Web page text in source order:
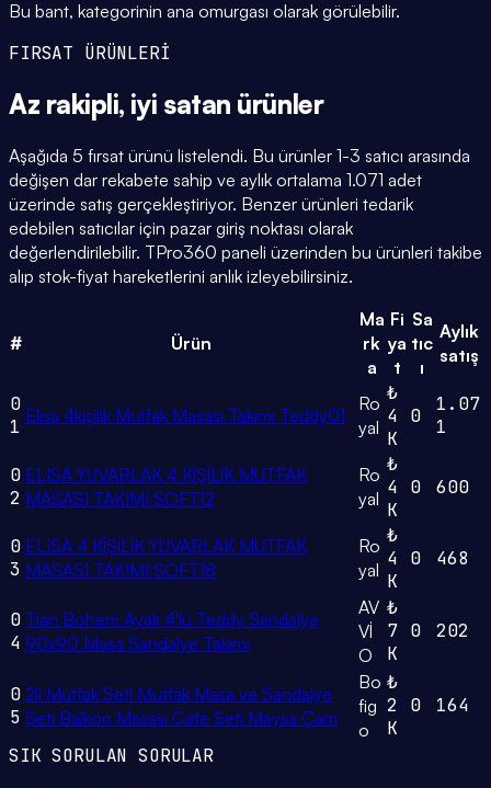
Bu bant, kategorinin ana omurgası olarak görülebilir.
FIRSAT ÜRÜNLERİ
Az rakipli, iyi satan ürünler
Aşağıda 5 fırsat ürünü listelendi. Bu ürünler 1-3 satıcı arasında
değişen dar rekabete sahip ve aylık ortalama 1.071 adet
üzerinde satış gerçekleştiriyor. Benzer ürünleri tedarik
edebilen satıcılar için pazar giriş noktası olarak
değerlendirilebilir. TPro360 paneli üzerinden bu ürünleri takibe
alıp stok-fiyat hareketlerini anlık izleyebilirsiniz.
# Ürün
Ma
rk
a
Fi
ya
t
Sa
tıc
ı
Aylık
satış
0
1 Elısa 4kişilik Mutfak Masası Takımı Teddy01
Ro
yal
₺
4
K
0
1.07
1
0
2
ELISA YUVARLAK 4 KİŞİLİK MUTFAK
MASASI TAKIMI SOFT12
Ro
yal
₺
4
K
0 600
0
3
ELISA 4 KİŞİLİK YUVARLAK MUTFAK
MASASI TAKIMI SOFT18
Ro
yal
₺
4
K
0 468
0
4
Tian Bohem Ayak 4'lü Teddy Sandalye
90x90 Masa Sandalye Takımı
AV
Vİ
O
₺
7
K
0 202
0
5
2li Mutfak Seti Mutfak Masa ve Sandalye
Seti Balkon Masası Cafe Seti Maysa Çam
Bo
fig
o
₺
2
K
0 164
SIK SORULAN SORULAR